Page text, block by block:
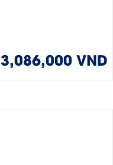
3,086,000 VND